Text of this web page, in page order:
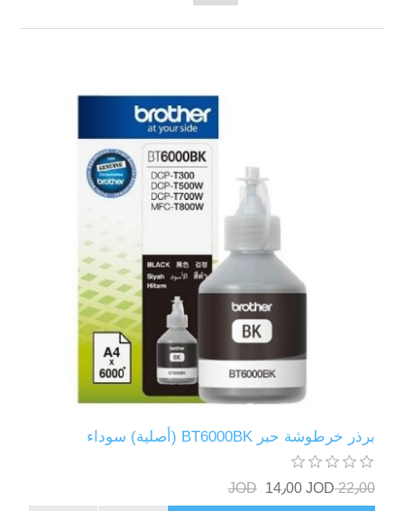
برذر خرطوشة حبر BT6000BK (أصلية) سوداء
22٫00 JOD 14٫00 JOD